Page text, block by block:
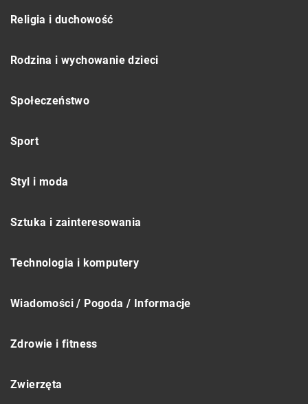
Religia i duchowość
Rodzina i wychowanie dzieci
Społeczeństwo
Sport
Styl i moda
Sztuka i zainteresowania
Technologia i komputery
Wiadomości / Pogoda / Informacje
Zdrowie i fitness
Zwierzęta